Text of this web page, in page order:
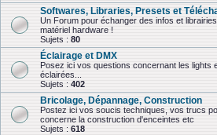
Softwares, Libraries, Presets et
Un Forum pour échanger des infos et
matériel hardware !
Sujets : 80
Éclairage et DMX
Posez ici vos questions concernant les lights
éclairées...
Sujets : 402
Bricolage, Dépannage, Construction
Postez ici vos soucis techniques, vos trucs
concerne la construction d'enceintes etc
Sujets : 618